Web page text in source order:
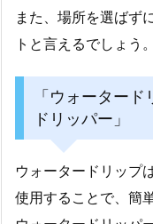
また、場所を選ばず
トと言えるでしょう。
「ウォーター
ドリッパー」
ウォータードリップ
使用することで、簡